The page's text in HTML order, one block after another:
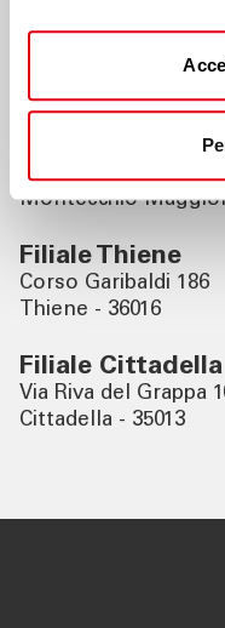
Filiale Vicenza
Corso Palladio 17/19
Filiale
Via Alcide De
Montecchio
Filiale Thiene
Corso Garibaldi 186
Thiene - 36016
Filiale Cittadella
Via Riva del Grappa
Cittadella - 35013